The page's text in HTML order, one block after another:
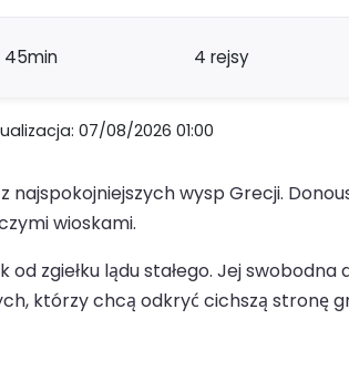
45min 4 rejsy
07/08/2026 01:00
wysp Grecji.
wioskami.
zgiełku lądu stałego. Jej
którzy chcą odkryć cichszą stronę